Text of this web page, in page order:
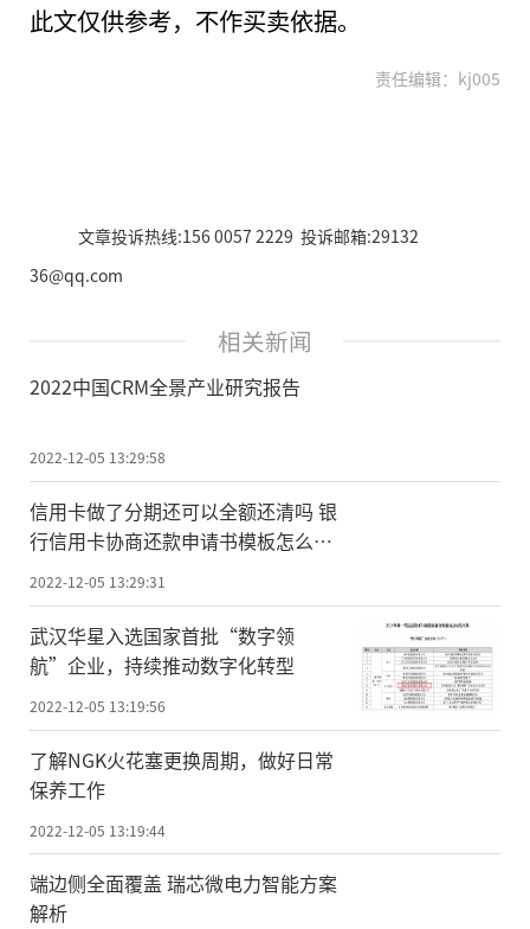
此文仅供参考，不作买卖依据。
责任编辑：kj005
文章投诉热线:156 0057 2229 投诉邮箱:29132
36@qq.com
相关新闻
2022中国CRM全景产业研究报告
2022-12-05 13:29:58
信用卡做了分期还可以全额还清吗 银
行信用卡协商还款申请书模板怎么
2022-12-05 13:29:31
武汉华星入选国家首批“数字领
航”企业，持续推动数字化转型
2022-12-05 13:19:56
了解NGK火花塞更换周期，做好日常
保养工作
2022-12-05 13:19:44
端边侧全面覆盖 瑞芯微电力智能方案
解析